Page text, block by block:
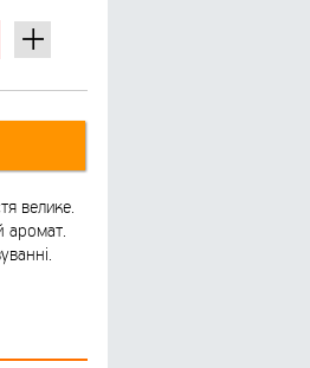
велике.
аромат.